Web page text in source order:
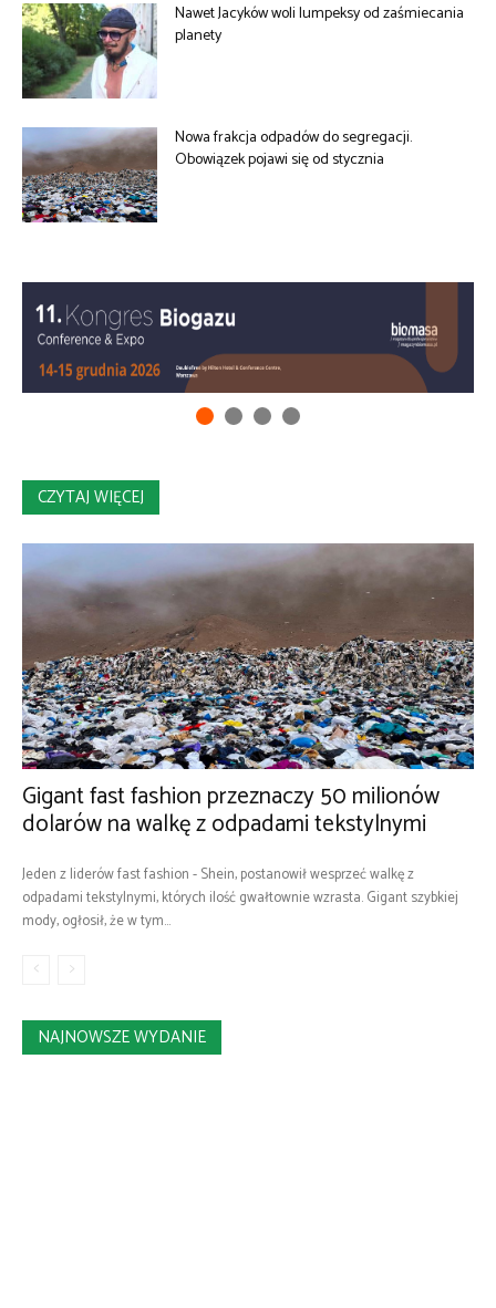
Nawet Jacyków woli lumpeksy od zaśmiecania
planety
Nowa frakcja odpadów do segregacji.
Obowiązek pojawi się od stycznia
CZYTAJ WIĘCEJ
Gigant fast fashion przeznaczy 50 milionów
dolarów na walkę z odpadami tekstylnymi
Jeden z liderów fast fashion - Shein, postanowił wesprzeć walkę z
odpadami tekstylnymi, których ilość gwałtownie wzrasta. Gigant szybkiej
mody, ogłosił, że w tym...
NAJNOWSZE WYDANIE